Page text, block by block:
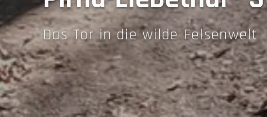
Das Tor in die wilde Felsenwelt